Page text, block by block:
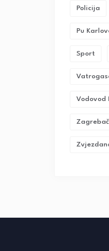
Policija
Pu
Sport
Vodovod